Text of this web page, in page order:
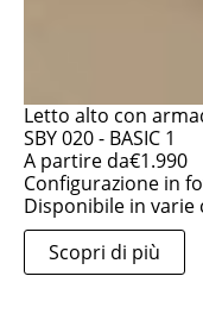
Letto alto con
SBY 020 - BASIC 1
A partire da€1.990
Configurazione in
Disponibile in varie
Scopri di più